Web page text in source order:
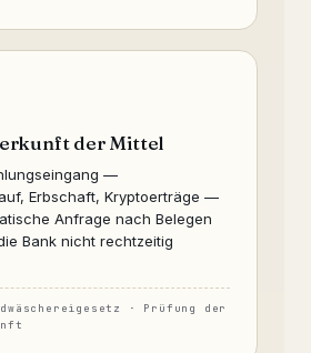
der Mittel
—
Erbschaft, Kryptoerträge —
Anfrage nach Belegen
Bank nicht rechtzeitig
· Prüfung der